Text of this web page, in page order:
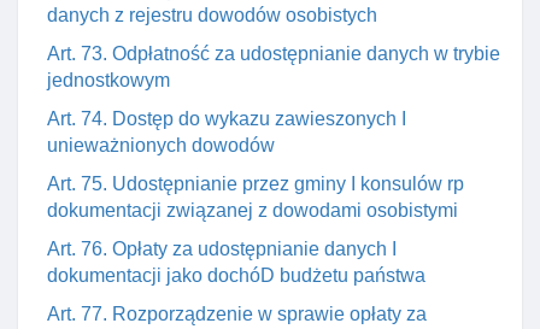
danych z rejestru dowodów osobistych
Art. 73. Odpłatność za udostępnianie danych w trybie
jednostkowym
Art. 74. Dostęp do wykazu zawieszonych I
unieważnionych dowodów
Art. 75. Udostępnianie przez gminy I konsulów rp
dokumentacji związanej z dowodami osobistymi
Art. 76. Opłaty za udostępnianie danych I
dokumentacji jako dochóD budżetu państwa
Art. 77. Rozporządzenie w sprawie opłaty za